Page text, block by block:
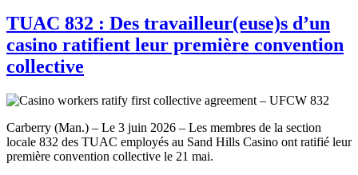
TUAC 832 : Des travailleur(euse)s d’un
casino ratifient leur première convention
collective
Carberry (Man.) – Le 3 juin 2026 – Les membres de la section
locale 832 des TUAC employés au Sand Hills Casino ont ratifié leur
première convention collective le 21 mai.